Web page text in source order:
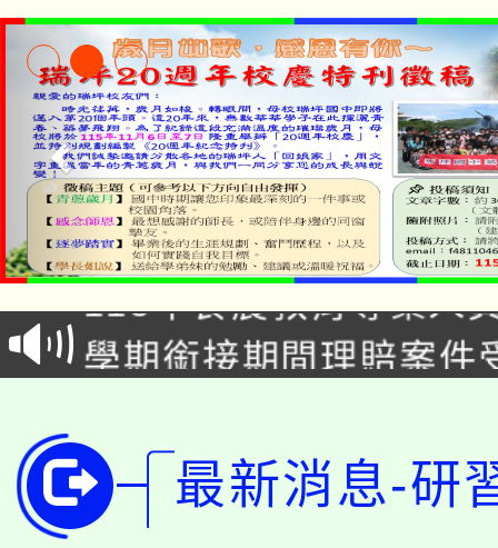
淨零綠生活教案入校路
會
115年食農教育專業人
程
學期銜接期間理賠案件
版
公告本校115學年度第
代理(課)教師甄選結果(
「2026金融保險知識
最新消息-研